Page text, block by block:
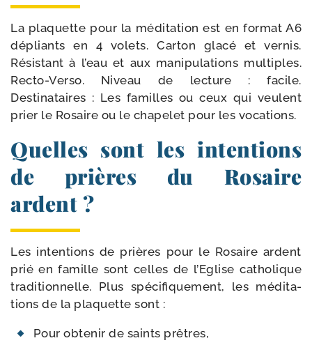
La pla­quette pour la médi­ta­tion est en for­mat A6
dépliants en 4 volets. Carton gla­cé et ver­nis.
Résistant à l’eau et aux mani­pu­la­tions mul­tiples.
Recto-​Verso. Niveau de lec­ture : facile.
Destinataires : Les familles ou ceux qui veulent
prier le Rosaire ou le cha­pe­let pour les vocations.
Quelles sont les intentions
de prières du Rosaire
ardent ?
Les inten­tions de prières pour le Rosaire ardent
prié en famille sont celles de l’Eglise catho­lique
tra­di­tion­nelle. Plus spé­ci­fi­que­ment, les médi­ta­
tions de la pla­quette sont :
Pour obte­nir de saints prêtres,